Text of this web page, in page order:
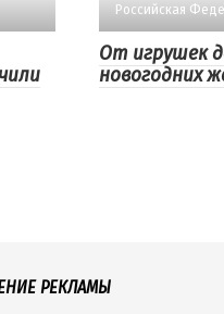
Российская
От игрушек
новогодних
РЕКЛАМЫ